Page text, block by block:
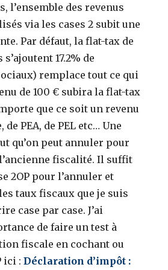
l’ensemble des revenus
via les cases 2 subit une
Par défaut, la flat-tax de
17.2% de
remplace tout ce qui
de 100 € subira la flat-tax
que ce soit un revenu
de PEA, de PEL etc… Une
qu’on peut annuler pour
fiscalité. Il suffit
2OP pour l’annuler et
taux fiscaux que je suis
case par case. J’ai
de faire un test à
fiscale en cochant ou
ici :Déclaration d’impôt :